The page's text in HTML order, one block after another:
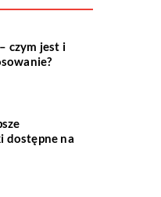
czym jest i
dostępne na